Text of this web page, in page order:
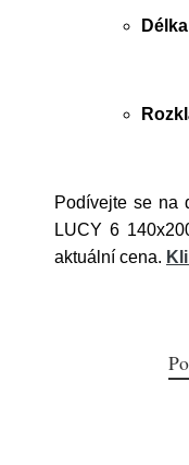
Podívejte se na
LUCY 6
aktuální cena.